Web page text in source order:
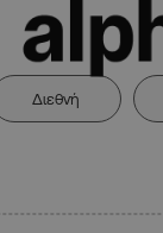
Διεθνή